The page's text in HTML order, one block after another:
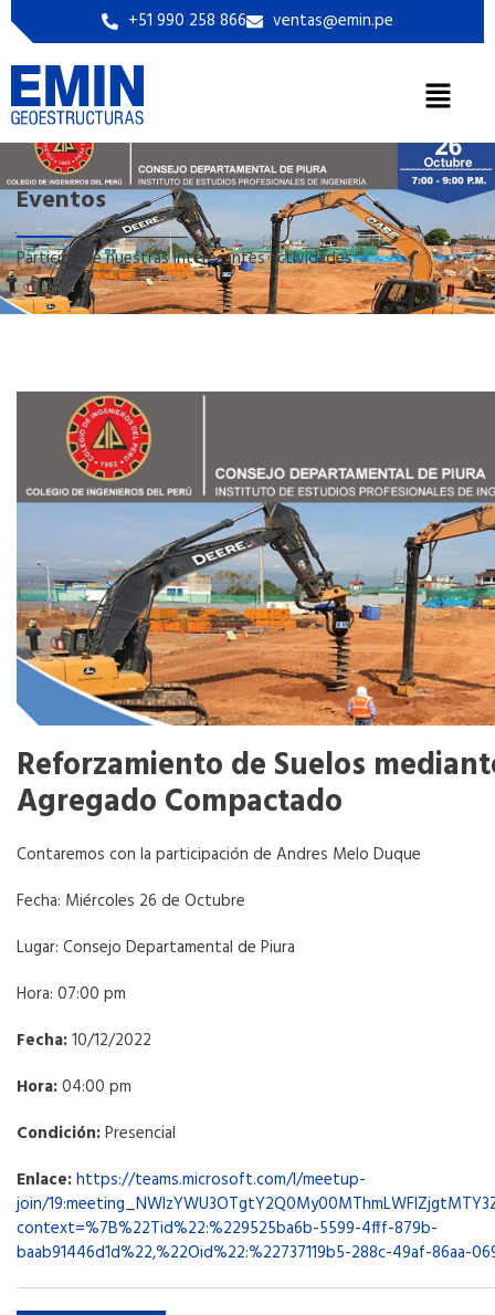
+51 990 258 866 ventas@emin.pe
Eventos
Participa de nuestras interesantes actividades
Reforzamiento de Suelos
Agregado Compactado
Contaremos con la participación de Andres Melo Duque
Fecha: Miércoles 26 de Octubre
Lugar: Consejo Departamental de Piura
Hora: 07:00 pm
Fecha:10/12/2022
Hora:04:00 pm
Condición:Presencial
Enlace:https://teams.microsoft.com/l/meetup-
join/
context=%7B%22Tid%22:%229525ba6b-5599-4fff-879b-
baab91446d1d%22,%22Oid%22:%22737119b5-288c-49af-86aa-